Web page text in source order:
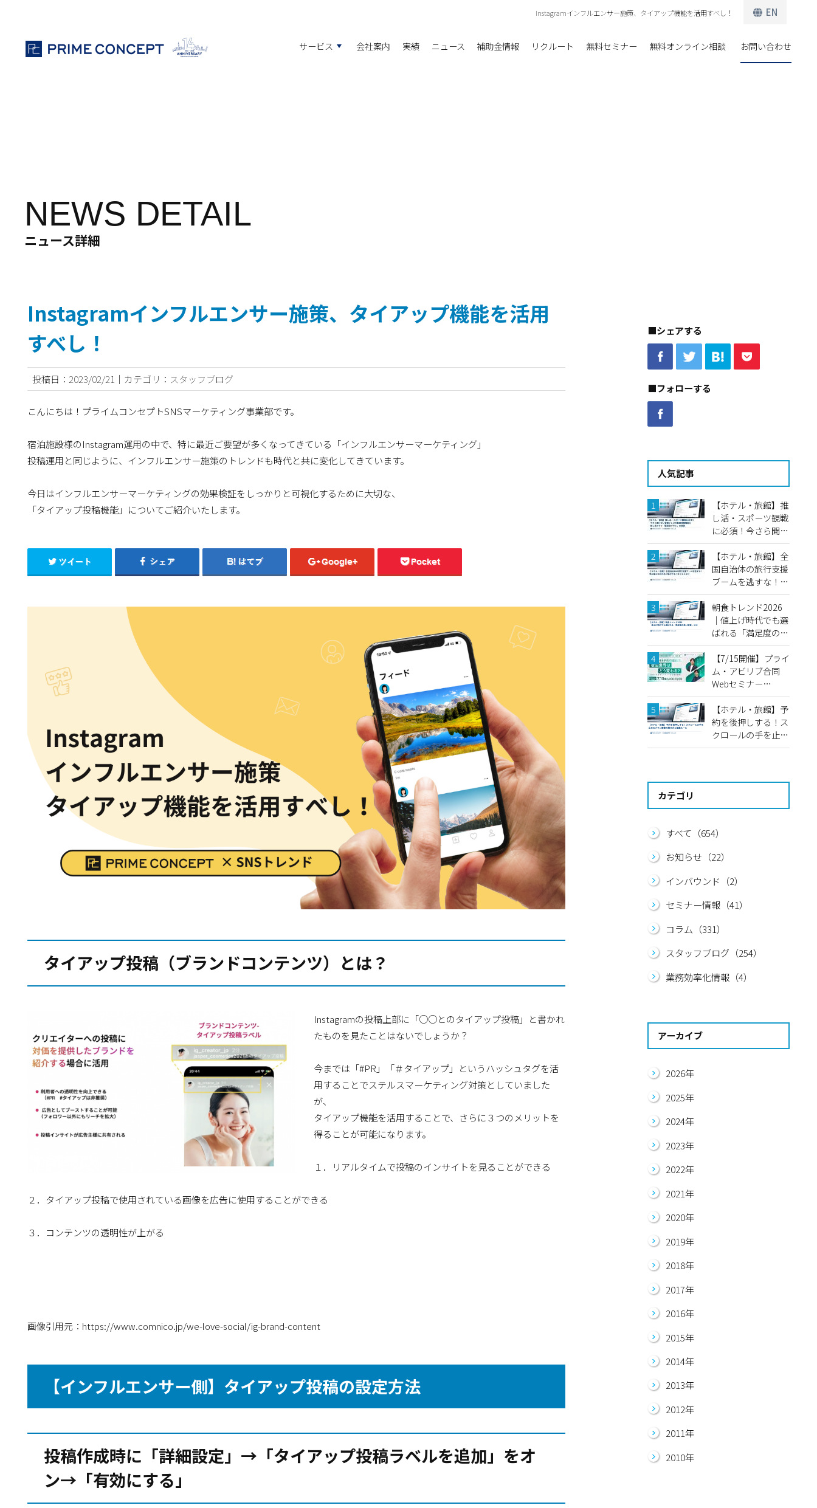
Instagramインフルエンサー施策、タイアップ機能を活用すべし！ EN
サービス 会社案内 実績 ニュース 補助金情報 リクルート 無料セミナー 無料オンライン相談 お問い合わせ
NEWS DETAIL
ニュース詳細
Instagramインフルエンサー施策、タイアップ機能を活用
すべし！
投稿日：2023/02/21｜カテゴリ：スタッフブログ
こんにちは！プライムコンセプトSNSマーケティング事業部です。
宿泊施設様のInstagram運用の中で、特に最近ご要望が多くなってきている「インフルエンサーマーケティング」
投稿運用と同じように、インフルエンサー施策のトレンドも時代と共に変化してきています。
今日はインフルエンサーマーケティングの効果検証をしっかりと可視化するために大切な、
「タイアップ投稿機能」についてご紹介いたします。
タイアップ投稿（ブランドコンテンツ）とは？
Instagramの投稿上部に「○○とのタイアップ投稿」と書かれ
たものを見たことはないでしょうか？
今までは「#PR」「＃タイアップ」というハッシュタグを活
用することでステルスマーケティング対策としていました
が、
タイアップ機能を活用することで、さらに３つのメリットを
得ることが可能になります。
１．リアルタイムで投稿のインサイトを見ることができる
２．タイアップ投稿で使用されている画像を広告に使用することができる
３．コンテンツの透明性が上がる
画像引用元：https://www.comnico.jp/we-love-social/ig-brand-content
【インフルエンサー側】タイアップ投稿の設定方法
投稿作成時に「詳細設定」→「タイアップ投稿ラベルを追加」をオ
ン→「有効にする」
■シェアする
■フォローする
人気記事
【ホテル・旅館】推
し活・スポーツ観戦
に必須！今さら聞け
ない客室テレビの動
画視聴機能と推し活
ステイ「鑑賞会プラ
ン」の事例
【ホテル・旅館】全
国自治体の旅行支援
ブームを逃すな！売
上最大化のために宿
がやるべきことと
は？
朝食トレンド2026
｜値上げ時代でも選
ばれる「満足度の高
い朝食」とは
【7/15開催】プライ
ム・アビリブ合同
Webセミナー
2026 2026年度上
期 宿泊業界トレン
ド総まとめ＆SNSの
予約導線変化
【ホテル・旅館】予
約を後押しする！ス
クロールの手を止め
るプラン画像の魅せ
カテゴリ
すべて（654）
お知らせ（22）
インバウンド（2）
セミナー情報（41）
コラム（331）
スタッフブログ（254）
業務効率化情報（4）
アーカイブ
2026年
2025年
2024年
2023年
2022年
2021年
2020年
2019年
2018年
2017年
2016年
2015年
2014年
2013年
2012年
2011年
2010年